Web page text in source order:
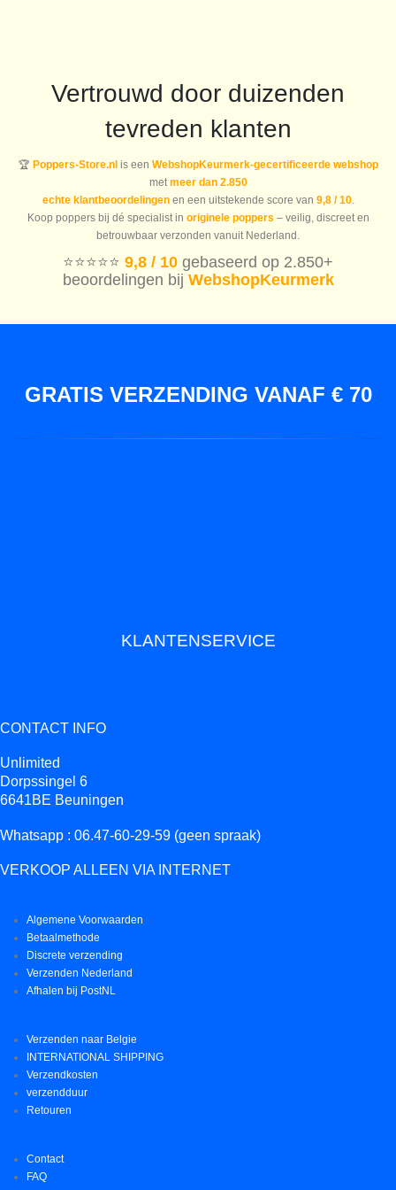
Vertrouwd door duizenden
tevreden klanten
🏆 Poppers-Store.nlis een WebshopKeurmerk-gecertificeerde webshop
met meer dan 2.850
echte klantbeoordelingenen een uitstekende score van 9,8 / 10.
Koop poppers bij dé specialist in originele poppers – veilig, discreet en
betrouwbaar verzonden vanuit Nederland.
⭐️⭐️⭐️⭐️⭐️ 9,8 / 10 gebaseerd op 2.850+
beoordelingen bij WebshopKeurmerk
GRATIS VERZENDING VANAF € 70
KLANTENSERVICE
CONTACT INFO
Unlimited
Dorpssingel 6
6641BE Beuningen
Whatsapp : 06.47-60-29-59 (geen spraak)
VERKOOP ALLEEN VIA INTERNET
Algemene Voorwaarden
Betaalmethode
Discrete verzending
Verzenden Nederland
Afhalen bij PostNL
Verzenden naar Belgie
INTERNATIONAL SHIPPING
Verzendkosten
verzendduur
Retouren
Contact
FAQ